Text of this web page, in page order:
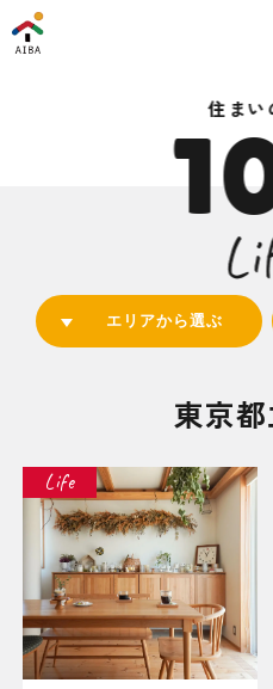
住まい
エリアから選ぶ
東京
Life